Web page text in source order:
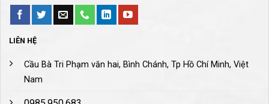
LIÊN HỆ
Cầu Bà Tri Phạm văn hai, Bình Chánh, Tp Hồ Chí Minh, Việt
Nam